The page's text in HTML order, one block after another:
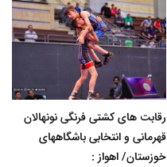
رقابت های کشتی فرنگی نونهالان
قهرمانی و انتخابی باشگاههای
خوزستان/ اهواز :